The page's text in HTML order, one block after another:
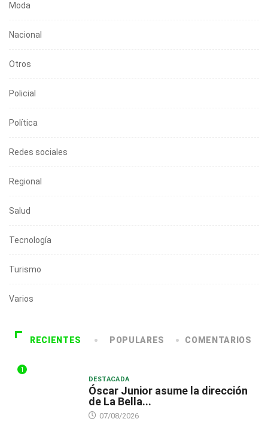
Moda
Nacional
Otros
Policial
Política
Redes sociales
Regional
Salud
Tecnología
Turismo
Varios
RECIENTES POPULARES COMENTARIOS
1
DESTACADA
Óscar Junior asume la dirección
de La Bella...
07/08/2026